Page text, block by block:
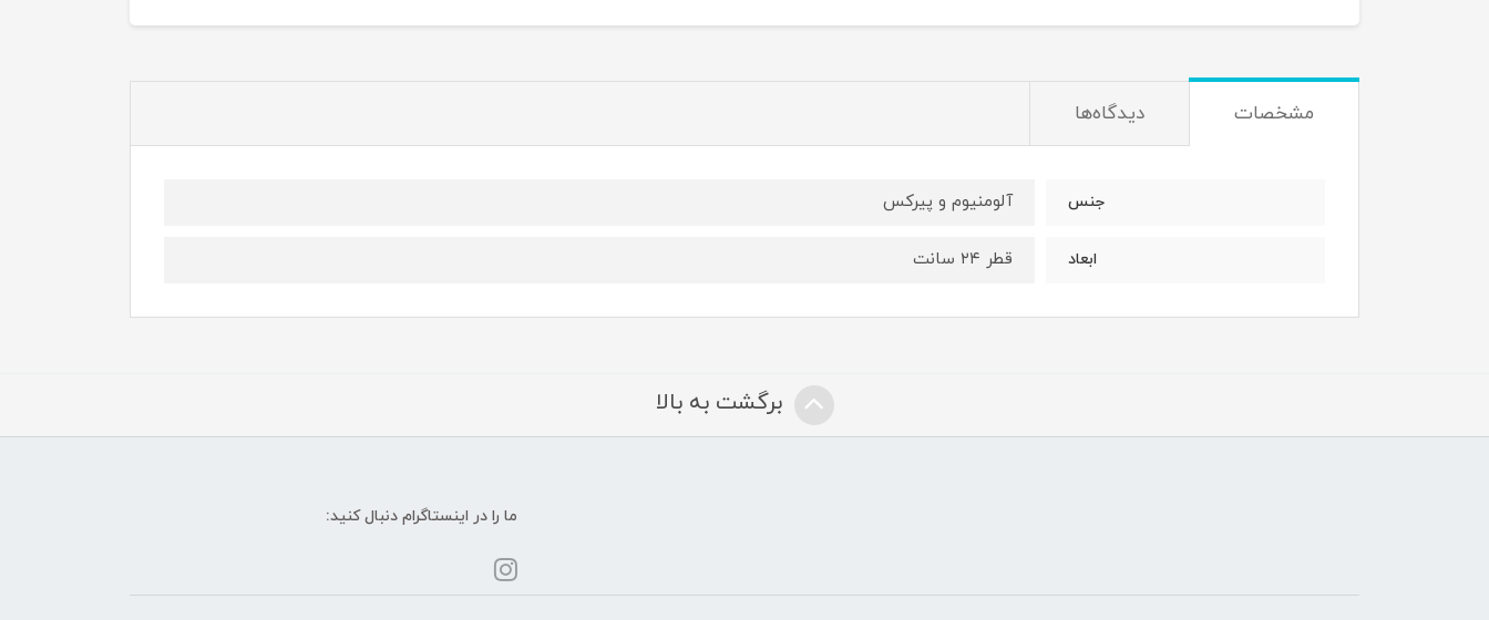
مشخصات دیدگاه‌ها
جنس آلومنیوم و پیرکس
ابعاد قطر ۲۴ سانت
برگشت به بالا
ما را در اینستاگرام دنبال کنید: